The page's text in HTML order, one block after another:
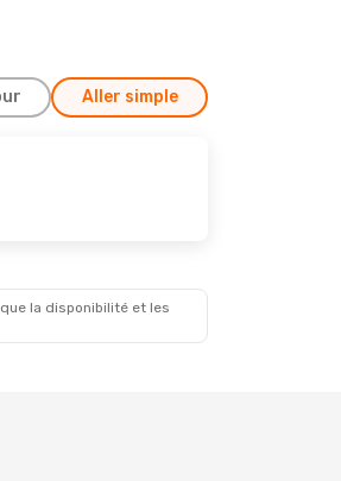
Aller simple
la disponibilité et les